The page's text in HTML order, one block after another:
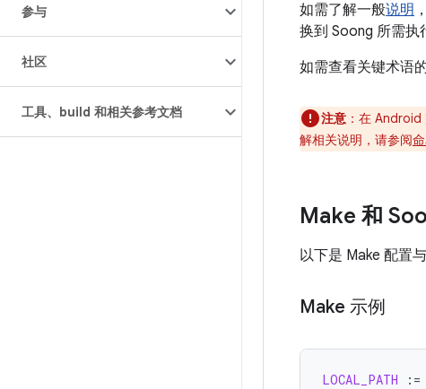
参与
社区
工具、build 和相关参考文档
如需了解一般说明
换到 Soong 所需执
如需查看关键术语
注意 ：在
解相关说明，请参阅
Make 和
以下是 Make 配置
Make 示例
LOCAL_PATH :=